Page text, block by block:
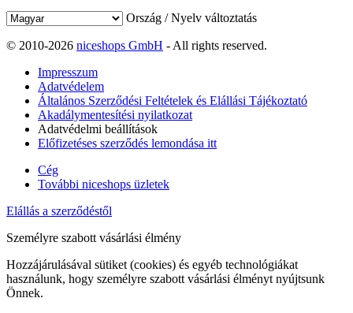
Ország / Nyelv változtatás
© 2010-2026 niceshops GmbH - All rights reserved.
Impresszum
Adatvédelem
Általános Szerződési Feltételek és Elállási Tájékoztató
Akadálymentesítési nyilatkozat
Adatvédelmi beállítások
Előfizetéses szerződés lemondása itt
Cég
További niceshops üzletek
Elállás a szerződéstől
Személyre szabott vásárlási élmény
Hozzájárulásával sütiket (cookies) és egyéb technológiákat
használunk, hogy személyre szabott vásárlási élményt nyújtsunk
Önnek.